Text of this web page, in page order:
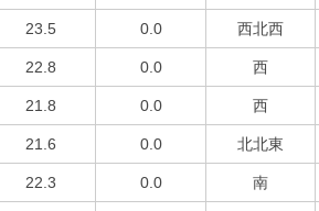
23.5 0.0 西北西
22.8 0.0 西
21.8 0.0 西
21.6 0.0 北北東
22.3 0.0 南